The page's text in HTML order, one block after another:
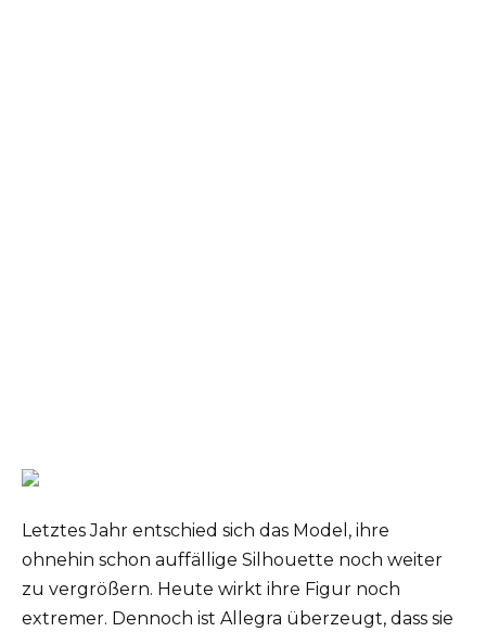
Letztes Jahr entschied sich das Model, ihre
ohnehin schon auffällige Silhouette noch weiter
zu vergrößern. Heute wirkt ihre Figur noch
extremer. Dennoch ist Allegra überzeugt, dass sie